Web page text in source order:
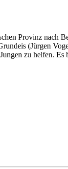
Provinz nach
(Jürgen
zu helfen. Es